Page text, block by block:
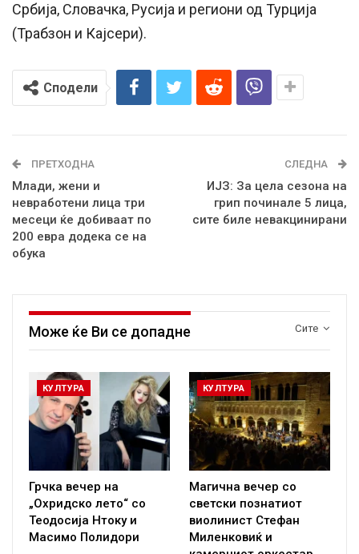
Србија, Словачка, Русија и региони од Турција
(Трабзон и Кајсери).
Сподели
ПРЕТХОДНА
Млади, жени и
невработени лица три
месеци ќе добиваат по
200 евра додека се на
обука
СЛЕДНА
ИЈЗ: За цела сезона на
грип починале 5 лица,
сите биле невакцинирани
Сите
Може ќе Ви се допадне
КУЛТУРА
Грчка вечер на
„Охридско лето“ со
Теодосија Нтоку и
Масимо Полидори
КУЛТУРА
Магична вечер со
светски познатиот
виолинист Стефан
Миленковиќ и